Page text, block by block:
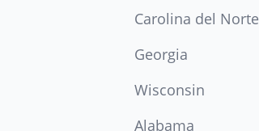
Carolina del Norte
Georgia
Wisconsin
Alabama